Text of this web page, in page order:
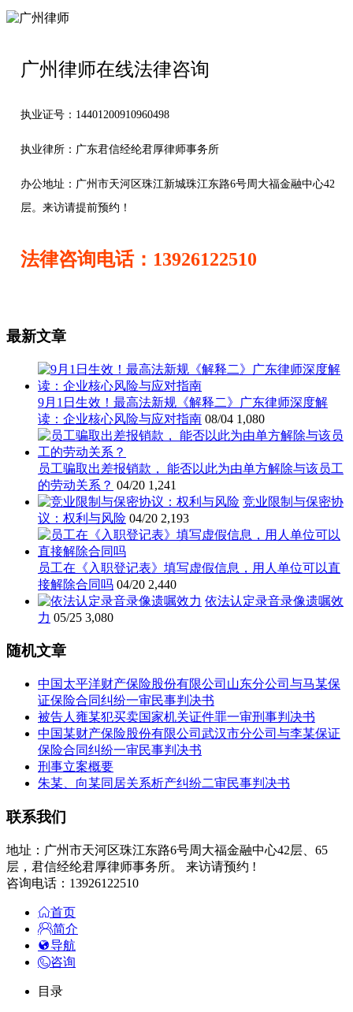
广州律师在线法律咨询
执业证号：14401200910960498
执业律所：广东君信经纶君厚律师事务所
办公地址： 广州市天河区珠江新城珠江东路6号周大福金融中心42
层。来访请提前预约！
法律咨询电话：13926122510
最新文章
9月1日生效！最高法新规《解释二》广东律师深度解
读：企业核心风险与应对指南 08/04 1,080
员工骗取出差报销款， 能否以此为由单方解除与该员工
的劳动关系？ 04/20 1,241
竞业限制与保密协
议：权利与风险 04/20 2,193
员工在《入职登记表》填写虚假信息，用人单位可以直
接解除合同吗 04/20 2,440
依法认定录音录像遗嘱效
力 05/25 3,080
随机文章
中国太平洋财产保险股份有限公司山东分公司与马某保
证保险合同纠纷一审民事判决书
被告人雍某犯买卖国家机关证件罪一审刑事判决书
中国某财产保险股份有限公司武汉市分公司与李某保证
保险合同纠纷一审民事判决书
刑事立案概要
朱某、向某同居关系析产纠纷二审民事判决书
联系我们
地址：广州市天河区珠江东路6号周大福金融中心42层、65
层，君信经纶君厚律师事务所。 来访请预约 !
咨询电话：13926122510
首页
简介
导航
咨询
目录